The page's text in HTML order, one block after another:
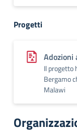
Progetti
Adozioni
Il progetto
Bergamo
Malawi